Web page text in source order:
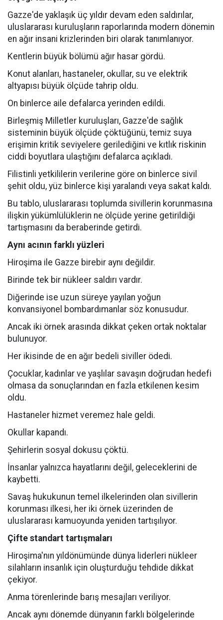
Gazze'de yaklaşık üç yıldır devam eden saldırılar,
uluslararası kuruluşların raporlarında modern dönemin
en ağır insani krizlerinden biri olarak tanımlanıyor.
Kentlerin büyük bölümü ağır hasar gördü.
Konut alanları, hastaneler, okullar, su ve elektrik
altyapısı büyük ölçüde tahrip oldu.
On binlerce aile defalarca yerinden edildi.
Birleşmiş Milletler kuruluşları, Gazze'de sağlık
sisteminin büyük ölçüde çöktüğünü, temiz suya
erişimin kritik seviyelere gerilediğini ve kıtlık riskinin
ciddi boyutlara ulaştığını defalarca açıkladı.
Filistinli yetkililerin verilerine göre on binlerce sivil
şehit oldu, yüz binlerce kişi yaralandı veya sakat kaldı.
Bu tablo, uluslararası toplumda sivillerin korunmasına
ilişkin yükümlülüklerin ne ölçüde yerine getirildiği
tartışmasını da beraberinde getirdi.
Aynı acının farklı yüzleri
Hiroşima ile Gazze birebir aynı değildir.
Birinde tek bir nükleer saldırı vardır.
Diğerinde ise uzun süreye yayılan yoğun
konvansiyonel bombardımanlar söz konusudur.
Ancak iki örnek arasında dikkat çeken ortak noktalar
bulunuyor.
Her ikisinde de en ağır bedeli siviller ödedi.
Çocuklar, kadınlar ve yaşlılar savaşın doğrudan hedefi
olmasa da sonuçlarından en fazla etkilenen kesim
oldu.
Hastaneler hizmet veremez hale geldi.
Okullar kapandı.
Şehirlerin sosyal dokusu çöktü.
İnsanlar yalnızca hayatlarını değil, geleceklerini de
kaybetti.
Savaş hukukunun temel ilkelerinden olan sivillerin
korunması ilkesi, her iki örnek üzerinden de
uluslararası kamuoyunda yeniden tartışılıyor.
Çifte standart tartışmaları
Hiroşima'nın yıldönümünde dünya liderleri nükleer
silahların insanlık için oluşturduğu tehdide dikkat
çekiyor.
Anma törenlerinde barış mesajları veriliyor.
Ancak aynı dönemde dünyanın farklı bölgelerinde